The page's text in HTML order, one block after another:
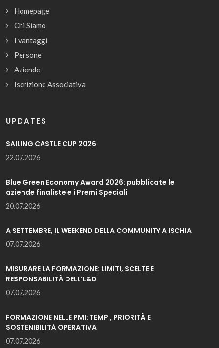
Homepage
Chi Siamo
I vantaggi
Persone
Aziende
Iscrizione Associativa
UPDATES
SAILING CASTLE CUP 2026
22.07.2026
Blue Green Economy Award 2026: pubblicate le
aziende finaliste e i Premi Speciali
20.07.2026
A SETTEMBRE, IL WEEKEND DELLA COMMUNITY A ISCHIA
07.07.2026
MISURARE LA FORMAZIONE: LIMITI, SCELTE E
RESPONSABILITÀ DELL’L&D
07.07.2026
FORMAZIONE NELLE PMI: TEMPI, PRIORITÀ E
SOSTENIBILITÀ OPERATIVA
07.07.2026